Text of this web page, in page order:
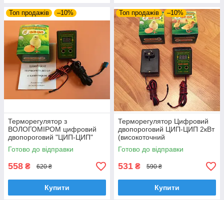
Топ продажів –10%
Терморегулятор з
ВОЛОГОМІРОМ цифровий
двопороговий "ЦИП-ЦИП"
2кВт (розеточний)
Готово до відправки
558 ₴ 620 ₴
Купити
Топ продажів –10%
Терморегулятор Цифровий
двопороговий ЦИП-ЦИП 2кВт
(високоточний
мікропроцесорний)
розеточний до інкубатора
Готово до відправки
531 ₴ 590 ₴
Купити